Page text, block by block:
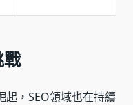
戰
，SEO領域也在持續